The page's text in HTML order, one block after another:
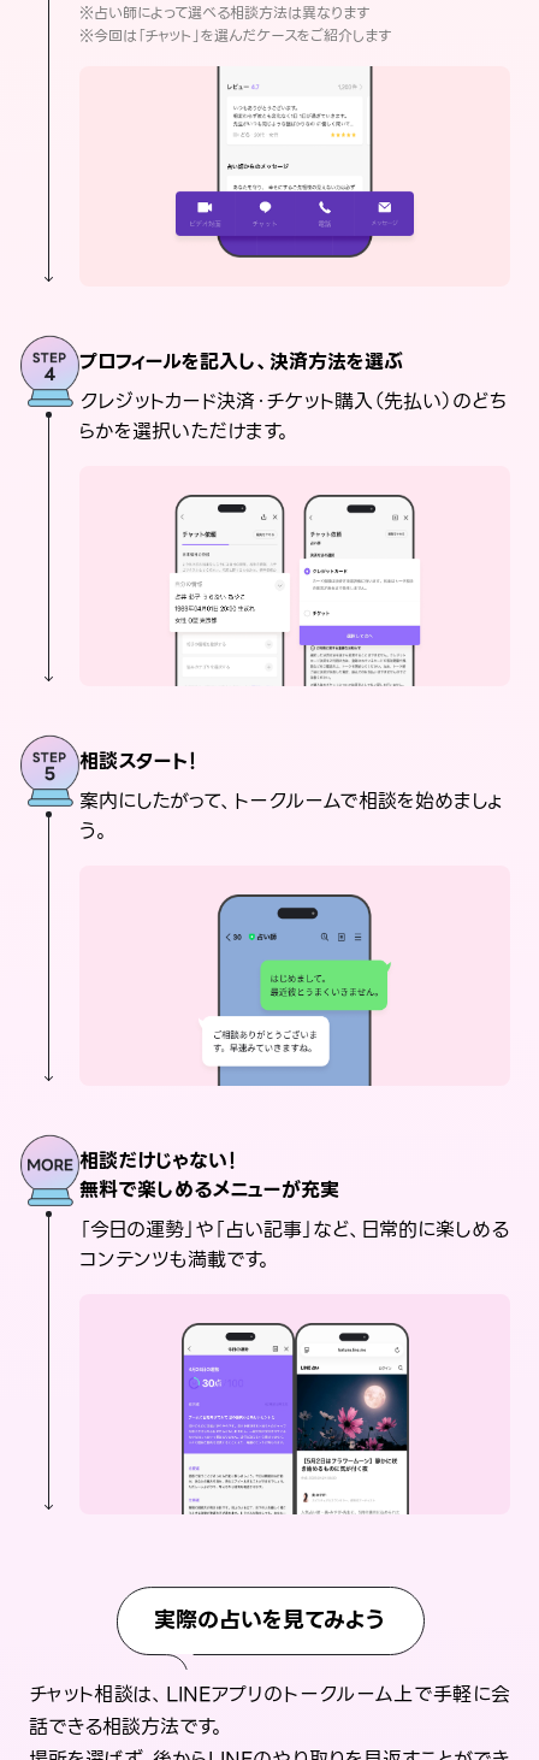
※占い師によって選べる相談方法は異なります
※今回は「チャット」を選んだケースをご紹介します
プロフィールを記入し、決済方法を選ぶ
クレジットカード決済・チケット購入（先払い）のどち
らかを選択いただけます。
相談スタート！
案内にしたがって、トークルームで相談を始めましょ
う。
相談だけじゃない！
無料で楽しめるメニューが充実
「今日の運勢」や「占い記事」など、日常的に楽しめる
コンテンツも満載です。
実際の占いを見てみよう
チャット相談は、LINEアプリのトークルーム上で手軽に会
話できる相談方法です。